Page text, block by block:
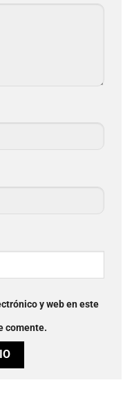
y web en este
comente.